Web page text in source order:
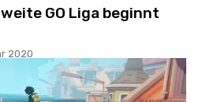
GO Liga beginnt
2020